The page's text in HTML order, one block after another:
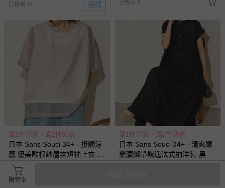
式、折價券與購物金的使用、退貨及商品運送方式等有疑
問，你可詳見：媽咪愛客服中心
預購商品：預購為海外同步代購，遇缺貨即會通知媽咪並協
商品如因「價格、組合」等錯誤原因，導致無法安排出貨，
會主動以簡訊及mail通知訂單取消事宜，並將提供適當補
已售出 34 追蹤 已售出 5
滿1件77折，滿2件55折
日本 Sans Souci 34+ - 接觸涼
感 優美歐根紗層次短袖上衣-淺
灰
$916
滿1件77折，滿2件55折
日本 Sans Souci 34+ - 清爽嫘
縈腰綁帶飄逸法式袖洋裝-黑
購物車